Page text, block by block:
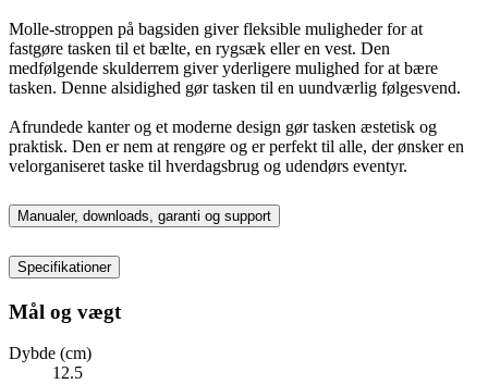
Molle-stroppen på bagsiden giver fleksible muligheder for at
fastgøre tasken til et bælte, en rygsæk eller en vest. Den
medfølgende skulderrem giver yderligere mulighed for at bære
tasken. Denne alsidighed gør tasken til en uundværlig følgesvend.
Afrundede kanter og et moderne design gør tasken æstetisk og
praktisk. Den er nem at rengøre og er perfekt til alle, der ønsker en
velorganiseret taske til hverdagsbrug og udendørs eventyr.
Manualer, downloads, garanti og support
Specifikationer
Mål og vægt
Dybde (cm)
12.5